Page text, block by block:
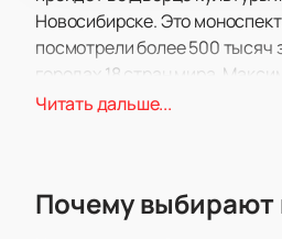
Новосибирске. Это
посмотрели более 500 тысяч
городах 18 стран мира.
ведущих и популярных
творческой встречей или
Читать дальше...
Почему выбирают